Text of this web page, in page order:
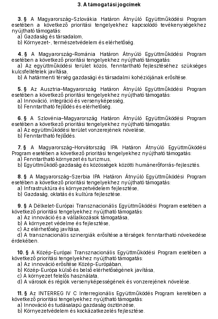
3. A támogatási jogcímek
3. § A Magyarország–Szlovákia Határon Átnyúló Együttműködési Program
esetében a következő prioritási tengelyekhez kapcsolódó tevékenységekhez
nyújtható támogatás:
a) Gazdaság és társadalom,
b) Környezet-, természetvédelem és elérhetőség.
4. § A Magyarország–Románia Határon Átnyúló Együttműködési Program
esetében a következő prioritási tengelyekhez nyújtható támogatás:
a) Az együttműködési terület közös, fenntartható fejlesztéséhez szükséges
kulcsfeltételek javítása,
b) A határmenti térség gazdasági és társadalmi kohéziójának erősítése.
5. § Az Ausztria–Magyarország Határon Átnyúló Együttműködési Program
esetében a következő prioritási tengelyekhez nyújtható támogatás:
a) Innováció, integráció és versenyképesség,
b) Fenntartható fejlődés és elérhetőség.
6. § A Szlovénia–Magyarország Határon Átnyúló Együttműködési Program
esetében a következő prioritási tengelyekhez nyújtható támogatás:
a) Az együttműködési terület vonzerejének növelése,
b) Fenntartható fejlődés.
7. § A Magyarország–Horvátország IPA Határon Átnyúló Együttműködési
Program esetében a következő prioritási tengelyekhez nyújtható támogatás:
a) Fenntartható környezet és turizmus,
b) Együttműködő gazdaság és közösségek közötti humánerőforrás-fejlesztés.
8. § A Magyarország–Szerbia IPA Határon Átnyúló Együttműködési Program
esetében a következő prioritási tengelyekhez nyújtható támogatás:
a) Infrastruktúra és környezetvédelem fejlesztése,
b) Gazdaság, oktatás és kultúra fejlesztése.
9. § A Délkelet-Európai Transznacionális Együttműködési Program esetében a
következő prioritási tengelyekhez nyújtható támogatás:
a) Az innováció és a vállalkozások támogatása,
b) A környezet védelme és fejlesztése,
c) Az elérhetőség javítása,
d) A transznacionális szinergiák erősítése a térségek fenntartható növekedése
érdekében.
10. § A Közép-Európai Transznacionális Együttműködési Program esetében a
következő prioritási tengelyekhez nyújtható támogatás:
a) Az innováció erősítése Közép-Európában,
b) Közép-Európa külső és belső elérhetőségének javítása,
c) A környezet felelős használata,
d) A városok és régiók versenyképességének és vonzerejének növelése.
11. § Az INTERREG IV C Interregionális Együttműködés Program keretében a
következő prioritási tengelyekhez nyújtható támogatás:
a) Innováció és tudásalapú gazdaság ösztönzése,
b) Környezetvédelem és kockázatkezelés fejlesztése.